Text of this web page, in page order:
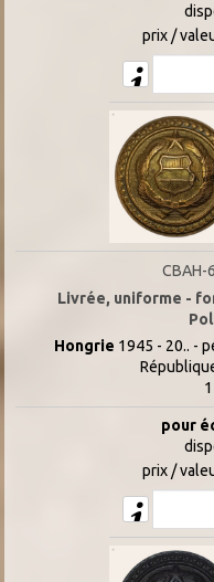
prix /
CBAH-
Livrée, uniforme -
Hongrie 1945 - 20.. -
pour
prix /